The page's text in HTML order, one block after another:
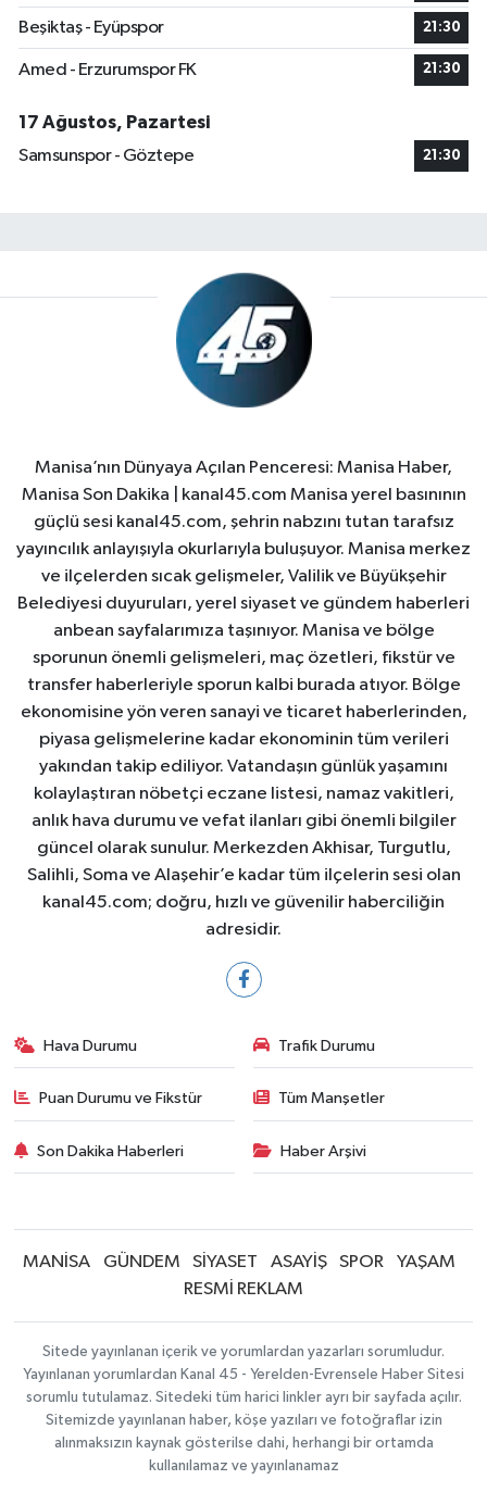
Beşiktaş - Eyüpspor 21:30
Amed - Erzurumspor FK 21:30
17 Ağustos, Pazartesi
Samsunspor - Göztepe
21:30
Manisa’nın Dünyaya Açılan Penceresi: Manisa Haber,
Manisa Son Dakika | kanal45.com Manisa yerel basınının
güçlü sesi kanal45.com, şehrin nabzını tutan tarafsız
yayıncılık anlayışıyla okurlarıyla buluşuyor. Manisa merkez
ve ilçelerden sıcak gelişmeler, Valilik ve Büyükşehir
Belediyesi duyuruları, yerel siyaset ve gündem haberleri
anbean sayfalarımıza taşınıyor. Manisa ve bölge
sporunun önemli gelişmeleri, maç özetleri, fikstür ve
transfer haberleriyle sporun kalbi burada atıyor. Bölge
ekonomisine yön veren sanayi ve ticaret haberlerinden,
piyasa gelişmelerine kadar ekonominin tüm verileri
yakından takip ediliyor. Vatandaşın günlük yaşamını
kolaylaştıran nöbetçi eczane listesi, namaz vakitleri,
anlık hava durumu ve vefat ilanları gibi önemli bilgiler
güncel olarak sunulur. Merkezden Akhisar, Turgutlu,
Salihli, Soma ve Alaşehir’e kadar tüm ilçelerin sesi olan
kanal45.com; doğru, hızlı ve güvenilir haberciliğin
adresidir.
Hava Durumu Trafik Durumu
Puan Durumu ve Fikstür Tüm Manşetler
Son Dakika Haberleri Haber Arşivi
MANİSA GÜNDEM SİYASET ASAYİŞ SPOR
YAŞAM
RESMİ REKLAM
Sitede yayınlanan içerik ve yorumlardan yazarları sorumludur.
Yayınlanan yorumlardan Kanal 45 - Yerelden-Evrensele Haber Sitesi
sorumlu tutulamaz. Sitedeki tüm harici linkler ayrı bir sayfada açılır.
Sitemizde yayınlanan haber, köşe yazıları ve fotoğraflar izin
alınmaksızın kaynak gösterilse dahi, herhangi bir ortamda
kullanılamaz ve yayınlanamaz